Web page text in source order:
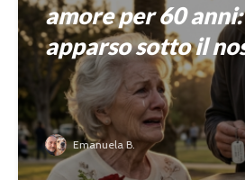
amore per 60
apparso sotto il
Emanuela B.